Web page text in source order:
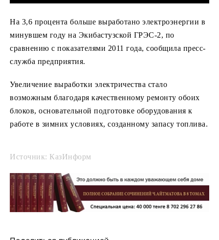
На 3,6 процента больше выработано электроэнергии в
минувшем году на Экибастузской ГРЭС-2, по
сравнению с показателями 2011 года, сообщила пресс-
служба предприятия.
Увеличение выработки электричества стало
возможным благодаря качественному ремонту обоих
блоков, основательной подготовке оборудования к
работе в зимних условиях, созданному запасу топлива.
Источник: КазИнформ